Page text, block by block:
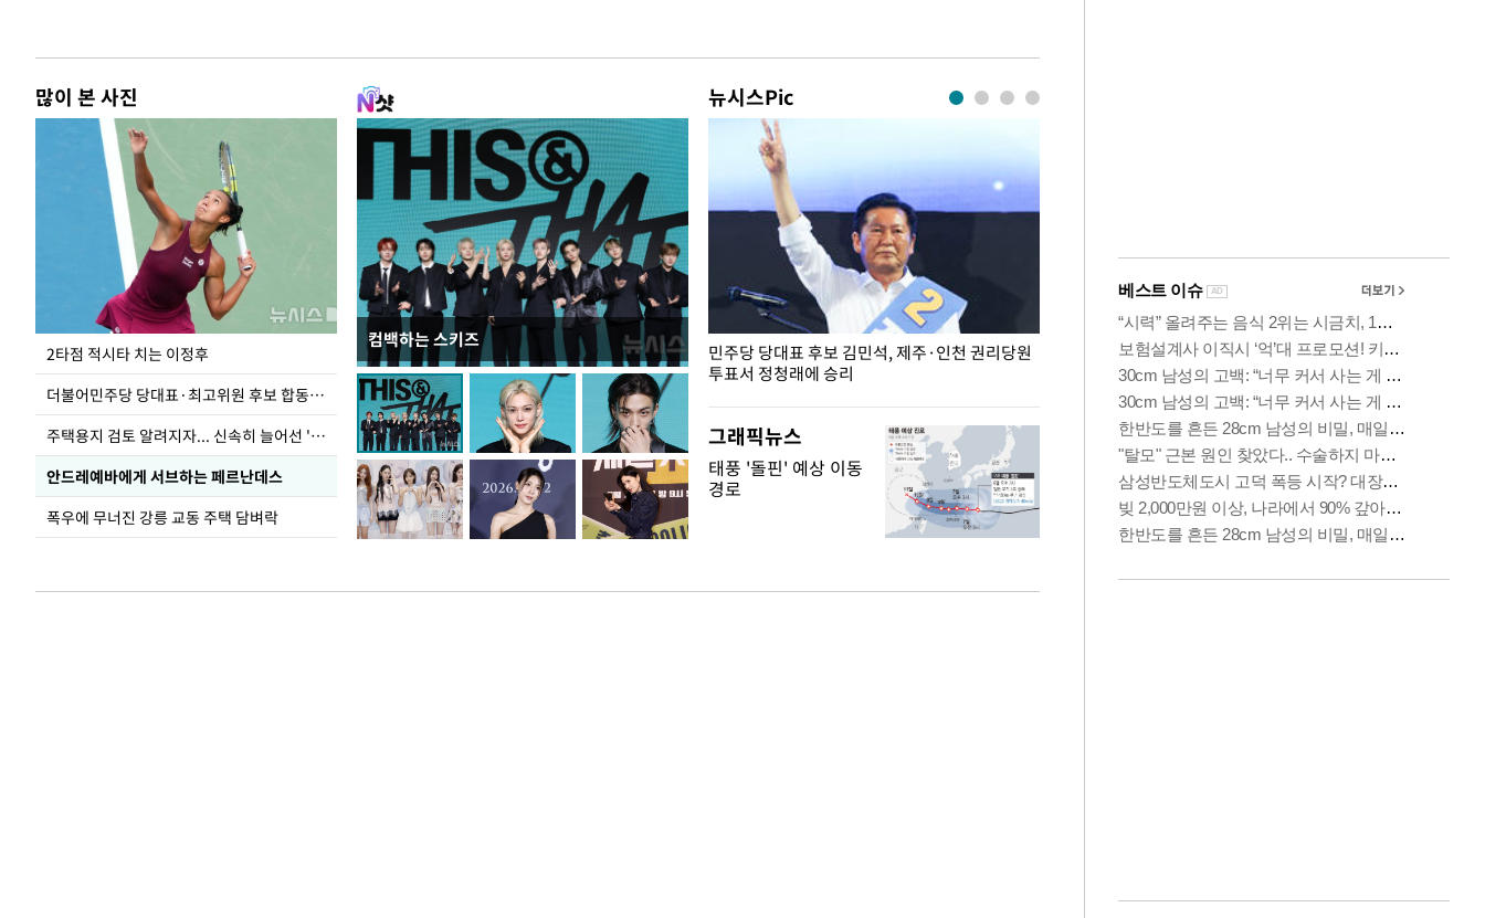
많이 본 사진
2타점 적시타 치는 이정후
더불어민주당 당대표·최고위원 후보 합동연설회
주택용지 검토 알려지자... 신속히 늘어선 '근조화환'
안드레예바에게 서브하는 페르난데스
폭우에 무너진 강릉 교동 주택 담벼락
컴백하는 스키즈
뉴시스Pic
이번주 국회에는 무슨 일이? [뉴시스국회토pic]
민주당 당대표 후보 김민석, 제주·인천 권리당원
투표서 정청래에 승리
무더위 잊는 도심형 여름 축제 '2026 서울 바캉스 용산어린이정원
그래픽뉴스
태풍 '돌핀' 예상 이동
경로